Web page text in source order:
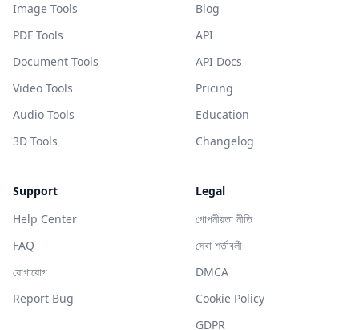
Image Tools
PDF Tools
Document Tools
Video Tools
Audio Tools
3D Tools
Blog
API
API Docs
Pricing
Education
Changelog
Support
Help Center
FAQ
যোগাযোগ
Report Bug
Legal
গোপনীয়তা নীতি
সেবা শর্তাবলী
DMCA
Cookie Policy
GDPR